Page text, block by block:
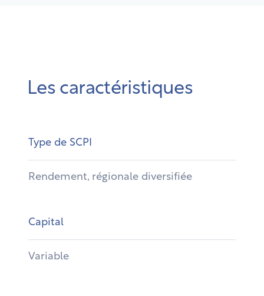
Les caractéristiques
Type de SCPI
Rendement, régionale diversifiée
Capital
Variable